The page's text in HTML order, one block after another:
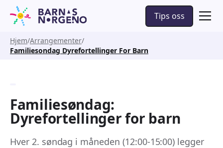
Tips oss
Hjem Arrangementer
Familiesondag Dyrefortellinger For Barn
Familiesøndag:
Dyrefortellinger for barn
Hver 2. søndag i måneden (12:00-15:00) legger